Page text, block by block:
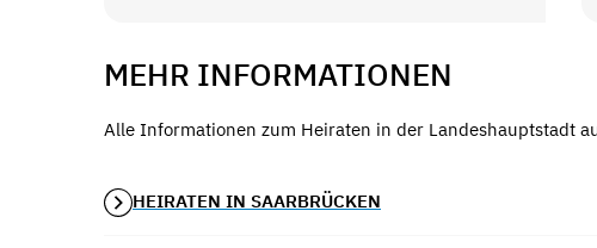
MEHR INFORMATIONEN
Alle Informationen zum Heiraten in der Landeshauptstadt
HEIRATEN IN SAARBRÜCKEN